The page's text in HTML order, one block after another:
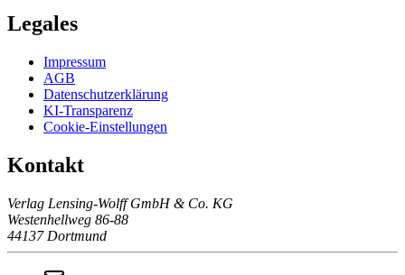
Legales
Impressum
AGB
Datenschutzerklärung
KI-Transparenz
Cookie-Einstellungen
Kontakt
Verlag Lensing-Wolff GmbH & Co. KG
Westenhellweg 86-88
44137 Dortmund